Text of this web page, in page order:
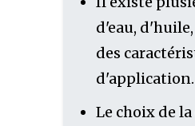
d'eau,
des
d'application.
Le choix de